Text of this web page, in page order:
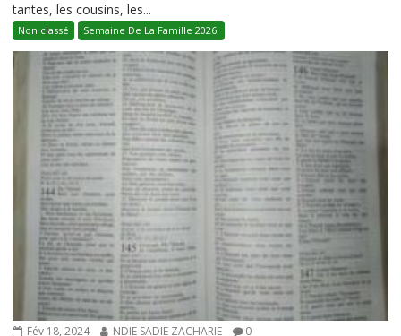
tantes, les cousins, les...
Non classé Semaine De La Famille 2026.
Fév 18, 2024 NDIE SADIE ZACHARIE 0